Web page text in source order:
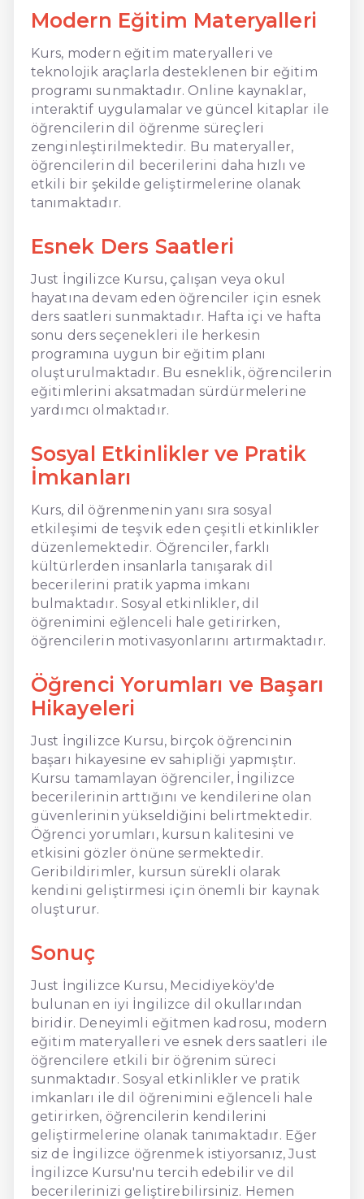
Modern Eğitim Materyalleri
Kurs, modern eğitim materyalleri ve
teknolojik araçlarla desteklenen bir eğitim
programı sunmaktadır. Online kaynaklar,
interaktif uygulamalar ve güncel kitaplar ile
öğrencilerin dil öğrenme süreçleri
zenginleştirilmektedir. Bu materyaller,
öğrencilerin dil becerilerini daha hızlı ve
etkili bir şekilde geliştirmelerine olanak
tanımaktadır.
Esnek Ders Saatleri
Just İngilizce Kursu, çalışan veya okul
hayatına devam eden öğrenciler için esnek
ders saatleri sunmaktadır. Hafta içi ve hafta
sonu ders seçenekleri ile herkesin
programına uygun bir eğitim planı
oluşturulmaktadır. Bu esneklik, öğrencilerin
eğitimlerini aksatmadan sürdürmelerine
yardımcı olmaktadır.
Sosyal Etkinlikler ve Pratik
İmkanları
Kurs, dil öğrenmenin yanı sıra sosyal
etkileşimi de teşvik eden çeşitli etkinlikler
düzenlemektedir. Öğrenciler, farklı
kültürlerden insanlarla tanışarak dil
becerilerini pratik yapma imkanı
bulmaktadır. Sosyal etkinlikler, dil
öğrenimini eğlenceli hale getirirken,
öğrencilerin motivasyonlarını artırmaktadır.
Öğrenci Yorumları ve Başarı
Hikayeleri
Just İngilizce Kursu, birçok öğrencinin
başarı hikayesine ev sahipliği yapmıştır.
Kursu tamamlayan öğrenciler, İngilizce
becerilerinin arttığını ve kendilerine olan
güvenlerinin yükseldiğini belirtmektedir.
Öğrenci yorumları, kursun kalitesini ve
etkisini gözler önüne sermektedir.
Geribildirimler, kursun sürekli olarak
kendini geliştirmesi için önemli bir kaynak
oluşturur.
Sonuç
Just İngilizce Kursu, Mecidiyeköy'de
bulunan en iyi İngilizce dil okullarından
biridir. Deneyimli eğitmen kadrosu, modern
eğitim materyalleri ve esnek ders saatleri ile
öğrencilere etkili bir öğrenim süreci
sunmaktadır. Sosyal etkinlikler ve pratik
imkanları ile dil öğrenimini eğlenceli hale
getirirken, öğrencilerin kendilerini
geliştirmelerine olanak tanımaktadır. Eğer
siz de İngilizce öğrenmek istiyorsanız, Just
İngilizce Kursu'nu tercih edebilir ve dil
becerilerinizi geliştirebilirsiniz. Hemen